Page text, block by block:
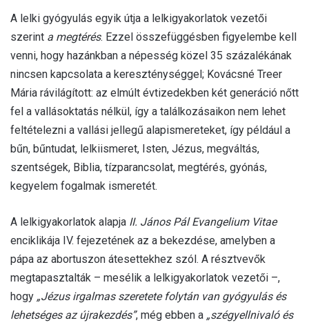
A lelki gyógyulás egyik útja a lelkigyakorlatok vezetői
szerint a megtérés. Ezzel összefüggésben figyelembe kell
venni, hogy hazánkban a népesség közel 35 százalékának
nincsen kapcsolata a kereszténységgel; Kovácsné Treer
Mária rávilágított: az elmúlt évtizedekben két generáció nőtt
fel a vallásoktatás nélkül, így a találkozásaikon nem lehet
feltételezni a vallási jellegű alapismereteket, így például a
bűn, bűntudat, lelkiismeret, Isten, Jézus, megváltás,
szentségek, Biblia, tízparancsolat, megtérés, gyónás,
kegyelem fogalmak ismeretét.
A lelkigyakorlatok alapja II. János Pál Evangelium Vitae
enciklikája IV. fejezetének az a bekezdése, amelyben a
pápa az abortuszon átesettekhez szól. A résztvevők
megtapasztalták – mesélik a lelkigyakorlatok vezetői –,
hogy „Jézus irgalmas szeretete folytán van gyógyulás és
lehetséges az újrakezdés”, még ebben a „szégyellnivaló és